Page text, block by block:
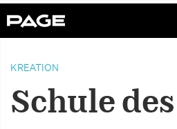
KREATION
Schule des